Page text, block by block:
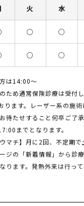
火 水
○ ○
○ ○
は14:00〜
ため通常保険診療は受付
ります。レーザー系の施
待たせすること何卒ご了
までとなります。
マチ】月に2回、不定期で
ジの「新着情報」から診
ります。発熱外来は行って